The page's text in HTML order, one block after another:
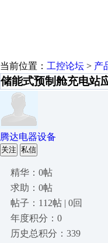
当前位置： 工控论坛 > 产
储能式预制舱充电站
腾达电器设备
关注 私信
精华：0帖
求助：0帖
帖子：112帖 | 0回
年度积分：0
历史总积分：339